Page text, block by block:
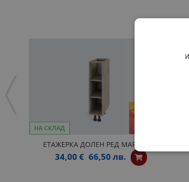
НА СКЛАД
ЕТАЖЕРКА ДОЛЕН РЕД МАРТА Н20
34,00 € 66,50 лв.